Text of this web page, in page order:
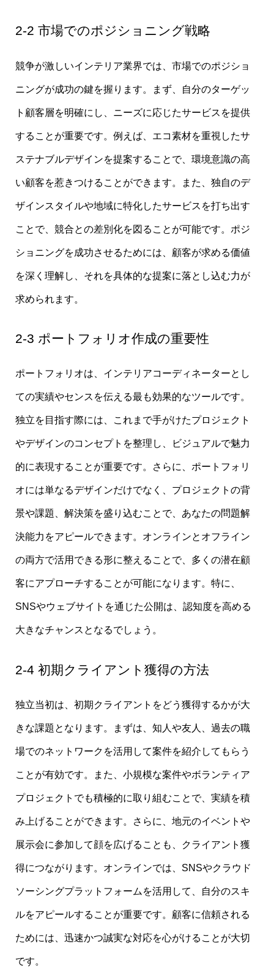
2-2 市場でのポジショニング戦略
競争が激しいインテリア業界では、市場でのポジショ
ニングが成功の鍵を握ります。まず、自分のターゲッ
ト顧客層を明確にし、ニーズに応じたサービスを提供
することが重要です。例えば、エコ素材を重視したサ
ステナブルデザインを提案することで、環境意識の高
い顧客を惹きつけることができます。また、独自のデ
ザインスタイルや地域に特化したサービスを打ち出す
ことで、競合との差別化を図ることが可能です。ポジ
ショニングを成功させるためには、顧客が求める価値
を深く理解し、それを具体的な提案に落とし込む力が
求められます。
2-3 ポートフォリオ作成の重要性
ポートフォリオは、インテリアコーディネーターとし
ての実績やセンスを伝える最も効果的なツールです。
独立を目指す際には、これまで手がけたプロジェクト
やデザインのコンセプトを整理し、ビジュアルで魅力
的に表現することが重要です。さらに、ポートフォリ
オには単なるデザインだけでなく、プロジェクトの背
景や課題、解決策を盛り込むことで、あなたの問題解
決能力をアピールできます。オンラインとオフライン
の両方で活用できる形に整えることで、多くの潜在顧
客にアプローチすることが可能になります。特に、
SNSやウェブサイトを通じた公開は、認知度を高める
大きなチャンスとなるでしょう。
2-4 初期クライアント獲得の方法
独立当初は、初期クライアントをどう獲得するかが大
きな課題となります。まずは、知人や友人、過去の職
場でのネットワークを活用して案件を紹介してもらう
ことが有効です。また、小規模な案件やボランティア
プロジェクトでも積極的に取り組むことで、実績を積
み上げることができます。さらに、地元のイベントや
展示会に参加して顔を広げることも、クライアント獲
得につながります。オンラインでは、SNSやクラウド
ソーシングプラットフォームを活用して、自分のスキ
ルをアピールすることが重要です。顧客に信頼される
ためには、迅速かつ誠実な対応を心がけることが大切
です。